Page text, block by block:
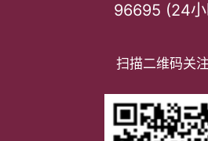
96695 (24小
扫描二维码关